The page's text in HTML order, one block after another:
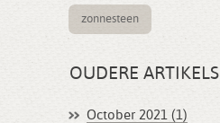
zonnesteen
OUDERE ARTIKELS
October 2021 (1)